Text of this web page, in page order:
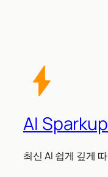
AI Sparkup
최신 AI 쉽게 깊게